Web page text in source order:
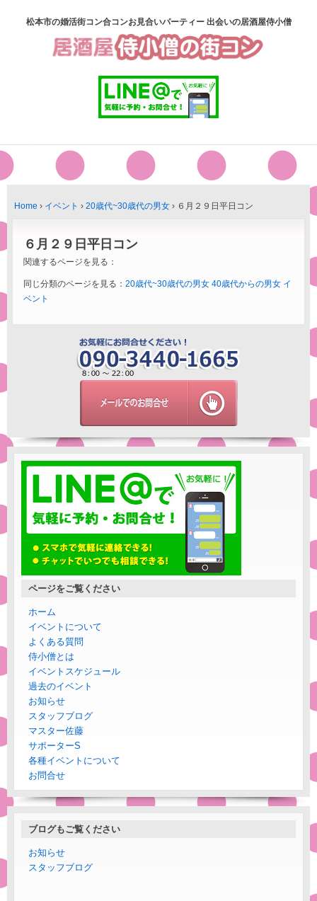
松本市の婚活街コン合コンお見合いパーティー 出会いの居酒屋侍小僧
Home › イベント › 20歳代~30歳代の男女 › ６月２９日平日コン
６月２９日平日コン
関連するページを見る：
同じ分類のページを見る： 20歳代~30歳代の男女 40歳代からの男女 イ
ベント
ページをご覧ください
ホーム
イベントについて
よくある質問
侍小僧とは
イベントスケジュール
過去のイベント
お知らせ
スタッフブログ
マスター佐藤
サポーターS
各種イベントについて
お問合せ
ブログもご覧ください
お知らせ
スタッフブログ